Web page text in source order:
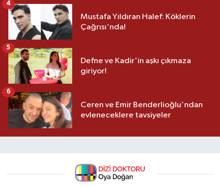
Mustafa Yıldıran Halef: Köklerin
Çağrısı'nda!
4
Defne ve Kadir'in aşkı çıkmaza
giriyor!
5
Ceren ve Emir Benderlioğlu'ndan
evleneceklere tavsiyeler
6